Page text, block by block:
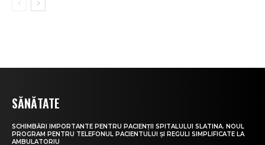
SĂNĂTATE
SCHIMBĂRI IMPORTANTE PENTRU PACIENȚII SPITALULUI SLATINA. NOUL
PROGRAM PENTRU TELEFONUL PACIENTULUI ȘI REGULI SIMPLIFICATE LA
AMBULATORIU